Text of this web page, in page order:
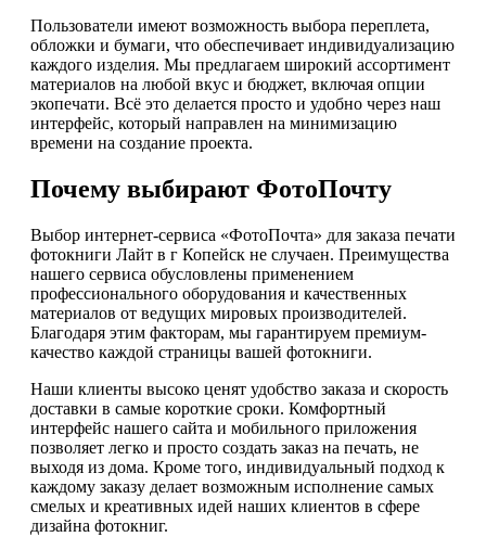
Пользователи имеют возможность выбора переплета,
обложки и бумаги, что обеспечивает индивидуализацию
каждого изделия. Мы предлагаем широкий ассортимент
материалов на любой вкус и бюджет, включая опции
экопечати. Всё это делается просто и удобно через наш
интерфейс, который направлен на минимизацию
времени на создание проекта.
Почему выбирают ФотоПочту
Выбор интернет-сервиса «ФотоПочта» для заказа печати
фотокниги Лайт в г Копейск не случаен. Преимущества
нашего сервиса обусловлены применением
профессионального оборудования и качественных
материалов от ведущих мировых производителей.
Благодаря этим факторам, мы гарантируем премиум-
качество каждой страницы вашей фотокниги.
Наши клиенты высоко ценят удобство заказа и скорость
доставки в самые короткие сроки. Комфортный
интерфейс нашего сайта и мобильного приложения
позволяет легко и просто создать заказ на печать, не
выходя из дома. Кроме того, индивидуальный подход к
каждому заказу делает возможным исполнение самых
смелых и креативных идей наших клиентов в сфере
дизайна фотокниг.